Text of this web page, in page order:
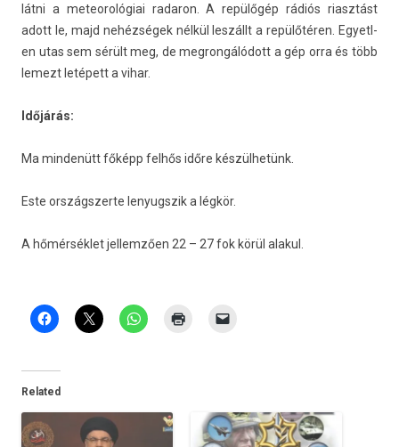
látni a meteorológiai radaron. A repülőgép rádiós riasztást
adott le, majd nehézségek nélkül leszállt a repülőtéren. Egyetl­
en utas sem sérült meg, de meg­rongálódott a gép orra és több
lemezt letépett a vihar.
Időjárás:
Ma min­denütt főképp felhős időre készülhetünk.
Este országszer­te lenyugszik a légkör.
A hőmérséklet jel­lemző­en 22 – 27 fok körül al­akul.
Related